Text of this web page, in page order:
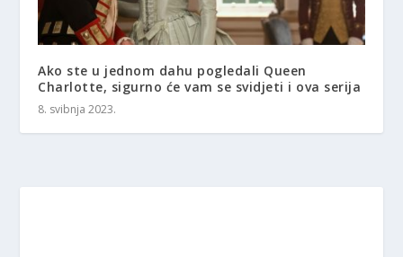
Ako ste u jednom dahu pogledali Queen
Charlotte, sigurno će vam se svidjeti i ova serija
8. svibnja 2023.